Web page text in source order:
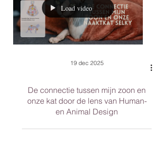
Load video
19 dec 2025
De connectie tussen mijn zoon en
onze kat door de lens van Human-
en Animal Design